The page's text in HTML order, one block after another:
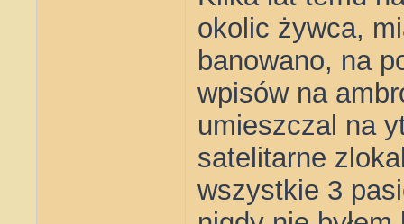
okolic żywca,
banowano, na
wpisów na
umieszczal na
satelitarne
wszystkie 3